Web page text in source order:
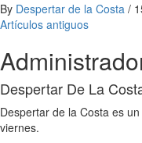
By Despertar de la Costa /
Navegación
de
entradas
Artículos antiguos
Despertar De La
Despertar de la Costa es
viernes.